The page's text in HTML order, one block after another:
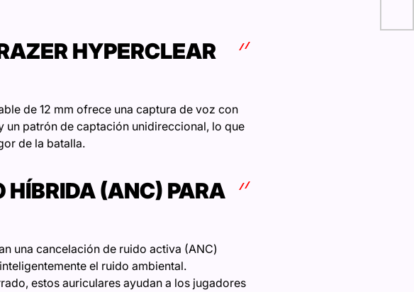
HYPERCLEAR
de 12 mm ofrece una captura de voz con
patrón de captación unidireccional, lo que
de la batalla.
HÍBRIDA (ANC) PARA
una cancelación de ruido activa (ANC)
el ruido ambiental.
estos auriculares ayudan a los jugadores